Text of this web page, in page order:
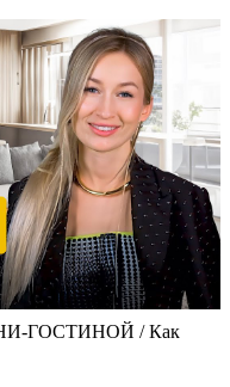
ГОСТИНОЙ / Как